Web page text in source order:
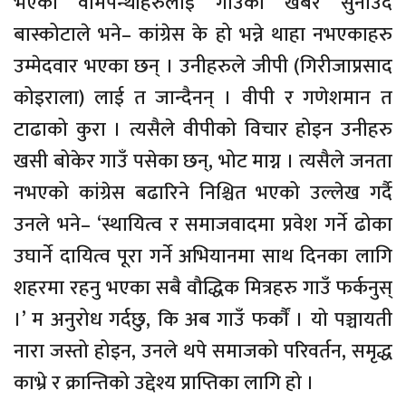
बास्कोटाले भने– कांग्रेस के हो भन्ने थाहा नभएकाहरु
उम्मेदवार भएका छन् । उनीहरुले जीपी (गिरीजाप्रसाद
कोइराला) लाई त जान्दैनन् । वीपी र गणेशमान त
टाढाको कुरा । त्यसैले वीपीको विचार होइन उनीहरु
खसी बोकेर गाउँ पसेका छन्, भोट माग्न । त्यसैले जनता
नभएको कांग्रेस बढारिने निश्चित भएको उल्लेख गर्दै
उनले भने– ‘स्थायित्व र समाजवादमा प्रवेश गर्ने ढोका
उघार्ने दायित्व पूरा गर्ने अभियानमा साथ दिनका लागि
शहरमा रहनु भएका सबै वौद्धिक मित्रहरु गाउँ फर्कनुस्
।’ म अनुरोध गर्दछु, कि अब गाउँ फर्काैं । यो पञ्चायती
नारा जस्तो होइन, उनले थपे समाजको परिवर्तन, समृद्ध
काभ्रे र क्रान्तिको उद्देश्य प्राप्तिका लागि हो ।